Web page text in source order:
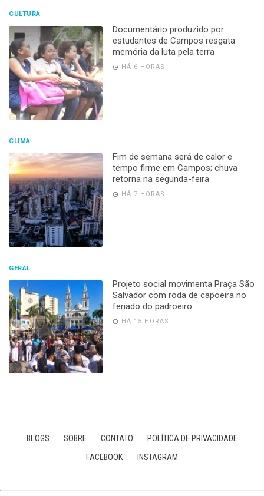
CULTURA
Documentário produzido por
estudantes de Campos resgata
memória da luta pela terra
HÁ 6 HORAS
CLIMA
Fim de semana será de calor e
tempo firme em Campos; chuva
retorna na segunda-feira
HÁ 7 HORAS
GERAL
Projeto social movimenta Praça São
Salvador com roda de capoeira no
feriado do padroeiro
HÁ 15 HORAS
BLOGS SOBRE CONTATO
POLÍTICA DE PRIVACIDADE
FACEBOOK
INSTAGRAM